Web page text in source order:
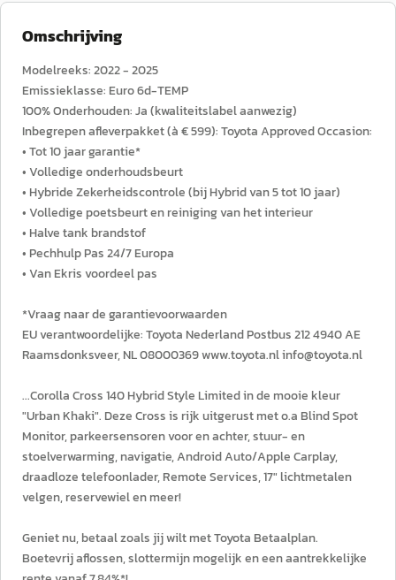
Omschrijving
Modelreeks: 2022 - 2025
Emissieklasse: Euro 6d-TEMP
100% Onderhouden: Ja (kwaliteitslabel aanwezig)
Inbegrepen afleverpakket (à € 599): Toyota Approved Occasion:
• Tot 10 jaar garantie*
• Volledige onderhoudsbeurt
• Hybride Zekerheidscontrole (bij Hybrid van 5 tot 10 jaar)
• Volledige poetsbeurt en reiniging van het interieur
• Halve tank brandstof
• Pechhulp Pas 24/7 Europa
• Van Ekris voordeel pas
*Vraag naar de garantievoorwaarden
EU verantwoordelijke: Toyota Nederland Postbus 212 4940 AE
Raamsdonksveer, NL 08000369 www.toyota.nl info@toyota.nl
...Corolla Cross 140 Hybrid Style Limited in de mooie kleur
"Urban Khaki". Deze Cross is rijk uitgerust met o.a Blind Spot
Monitor, parkeersensoren voor en achter, stuur- en
stoelverwarming, navigatie, Android Auto/Apple Carplay,
draadloze telefoonlader, Remote Services, 17" lichtmetalen
velgen, reservewiel en meer!
Geniet nu, betaal zoals jij wilt met Toyota Betaalplan.
Boetevrij aflossen, slottermijn mogelijk en een aantrekkelijke